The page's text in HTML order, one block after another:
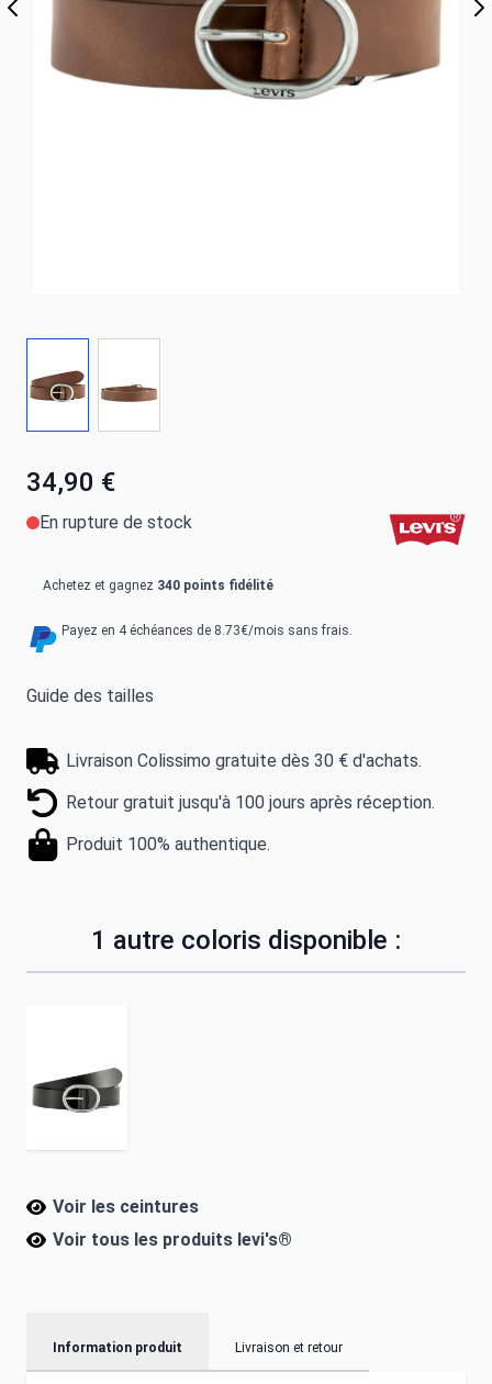
34,90 €
En rupture de stock
Achetez et gagnez 340 points fidélité
Payez en 4 échéances de 8.73€/mois sans frais.
Guide des tailles
Livraison Colissimo gratuite dès 30 € d'achats.
Retour gratuit jusqu'à 100 jours après réception.
Produit 100% authentique.
1 autre coloris disponible :
Voir les ceintures
Voir tous les produits levi's®
Information produit Livraison et retour